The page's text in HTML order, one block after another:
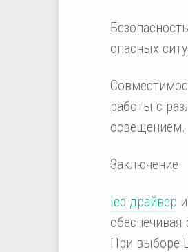
опасных
работы с
освещением.
Заключение
led драйвер
При выборе